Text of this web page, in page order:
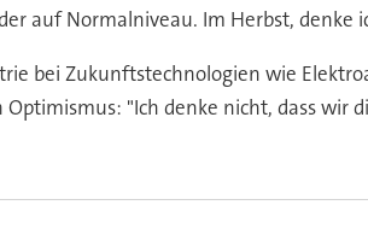
auf Normalniveau. Im Herbst, denke
bei Zukunftstechnologien wie
"Ich denke nicht, dass